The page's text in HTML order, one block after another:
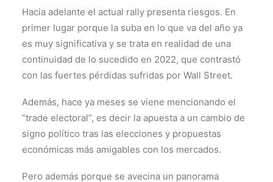
Hacia adelante el actual rally presenta riesgos. En
primer lugar porque la suba en lo que va del año ya
es muy significativa y se trata en realidad de una
continuidad de lo sucedido en 2022, que contrastó
con las fuertes pérdidas sufridas por Wall Street.
Además, hace ya meses se viene mencionando el
“trade electoral”, es decir la apuesta a un cambio de
signo político tras las elecciones y propuestas
económicas más amigables con los mercados.
Pero además porque se avecina un panorama